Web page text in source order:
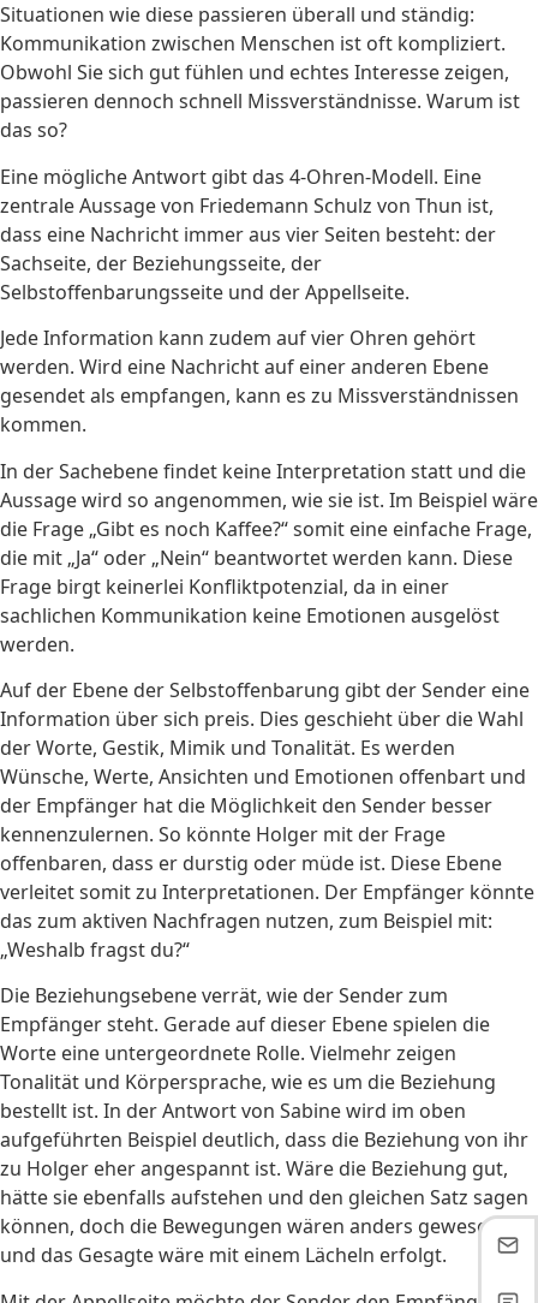
Situationen wie diese passieren überall und ständig:
Kommunikation zwischen Menschen ist oft kompliziert.
Obwohl Sie sich gut fühlen und echtes Interesse zeigen,
passieren dennoch schnell Missverständnisse. Warum ist
das so?
Eine mögliche Antwort gibt das 4-Ohren-Modell. Eine
zentrale Aussage von Friedemann Schulz von Thun ist,
dass eine Nachricht immer aus vier Seiten besteht: der
Sachseite, der Beziehungsseite, der
Selbstoffenbarungsseite und der Appellseite.
Jede Information kann zudem auf vier Ohren gehört
werden. Wird eine Nachricht auf einer anderen Ebene
gesendet als empfangen, kann es zu Missverständnissen
kommen.
In der Sachebene findet keine Interpretation statt und die
Aussage wird so angenommen, wie sie ist. Im Beispiel wäre
die Frage „Gibt es noch Kaffee?“ somit eine einfache Frage,
die mit „Ja“ oder „Nein“ beantwortet werden kann. Diese
Frage birgt keinerlei Konfliktpotenzial, da in einer
sachlichen Kommunikation keine Emotionen ausgelöst
werden.
Auf der Ebene der Selbstoffenbarung gibt der Sender eine
Information über sich preis. Dies geschieht über die Wahl
der Worte, Gestik, Mimik und Tonalität. Es werden
Wünsche, Werte, Ansichten und Emotionen offenbart und
der Empfänger hat die Möglichkeit den Sender besser
kennenzulernen. So könnte Holger mit der Frage
offenbaren, dass er durstig oder müde ist. Diese Ebene
verleitet somit zu Interpretationen. Der Empfänger könnte
das zum aktiven Nachfragen nutzen, zum Beispiel mit:
„Weshalb fragst du?“
Die Beziehungsebene verrät, wie der Sender zum
Empfänger steht. Gerade auf dieser Ebene spielen die
Worte eine untergeordnete Rolle. Vielmehr zeigen
Tonalität und Körpersprache, wie es um die Beziehung
bestellt ist. In der Antwort von Sabine wird im oben
aufgeführten Beispiel deutlich, dass die Beziehung von ihr
zu Holger eher angespannt ist. Wäre die Beziehung gut,
hätte sie ebenfalls aufstehen und den gleichen Satz sagen
können, doch die Bewegungen wären anders gewesen
und das Gesagte wäre mit einem Lächeln erfolgt.